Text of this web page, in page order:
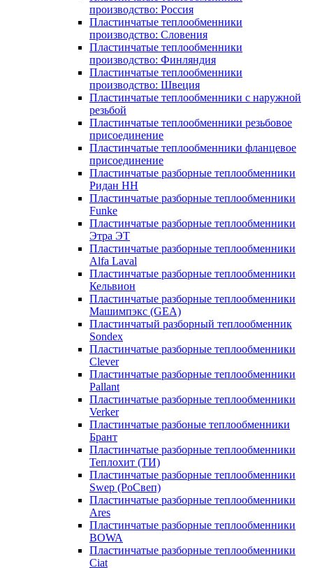
производство: Россия
Пластинчатые теплообменники
производство: Словения
Пластинчатые теплообменники
производство: Финляндия
Пластинчатые теплообменники
производство: Швеция
Пластинчатые теплообменники с наружной
резьбой
Пластинчатые теплообменники резьбовое
присоединение
Пластинчатые теплообменники фланцевое
присоединение
Пластинчатые разборные теплообменники
Ридан НН
Пластинчатые разборные теплообменники
Funke
Пластинчатые разборные теплообменники
Этра ЭТ
Пластинчатые разборные теплообменники
Alfa Laval
Пластинчатые разборные теплообменники
Кельвион
Пластинчатые разборные теплообменники
Машимпэкс (GEA)
Пластинчатый разборный теплообменник
Sondex
Пластинчатые разборные теплообменники
Clever
Пластинчатые разборные теплообменники
Pallant
Пластинчатые разборные теплообменники
Verker
Пластинчатые разбоные теплообменники
Брант
Пластинчатые разборные теплообменники
Теплохит (ТИ)
Пластинчатые разборные теплообменники
Swep (РоСвеп)
Пластинчатые разборные теплообменники
Ares
Пластинчатые разборные теплообменники
BOWA
Пластинчатые разборные теплообменники
Ciat